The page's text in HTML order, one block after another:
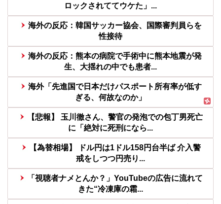
ロックされててウケた」...
海外の反応：韓国サッカー協会、国際審判員らを
性接待
海外の反応：熊本の病院で手術中に熊本地震が発
生、大揺れの中でも患者...
海外「先進国で日本だけパスポート所有率が低す
ぎる、何故なのか」
【悲報】 玉川徹さん、警官の発泡での包丁男死亡
に「絶対に死刑になら...
【為替相場】 ドル円は1ドル158円台半ば 介入警
戒をしつつ円売り...
「視聴者ナメとんか？」YouTubeの広告に流れて
きた“冷凍庫の霜...